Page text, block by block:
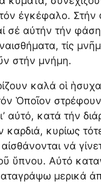
ἐγκέφαλο.
σέ αὐτήν τήν
τίς
στήν μνήμη.
καλά οἱ
Ὁποῖον
αὐτό, κατά τήν
καρδιά, κυρίως
νά
ὕπνου. Αὐτό
μερικά